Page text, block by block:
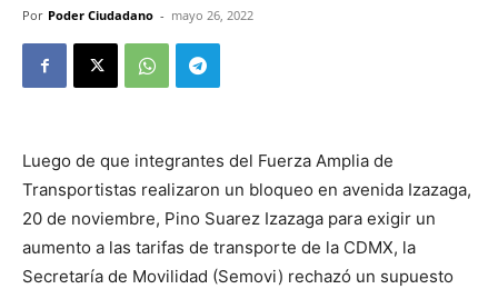
Por Poder Ciudadano - mayo 26, 2022
Luego de que integrantes del Fuerza Amplia de
Transportistas realizaron un bloqueo en avenida Izazaga,
20 de noviembre, Pino Suarez Izazaga para exigir un
aumento a las tarifas de transporte de la CDMX, la
Secretaría de Movilidad (Semovi) rechazó un supuesto